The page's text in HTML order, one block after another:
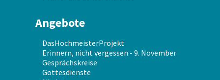
Angebote
DasHochmeisterProjekt
Erinnern, nicht vergessen - 9. November
Gesprächskreise
Gottesdienste